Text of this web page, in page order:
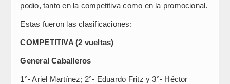
podio, tanto en la competitiva como en la promocional.
Estas fueron las clasificaciones:
COMPETITIVA (2 vueltas)
General Caballeros
1°- Ariel Martínez; 2°- Eduardo Fritz y 3°- Héctor